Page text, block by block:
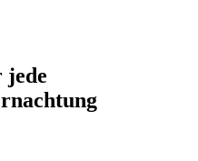
jede